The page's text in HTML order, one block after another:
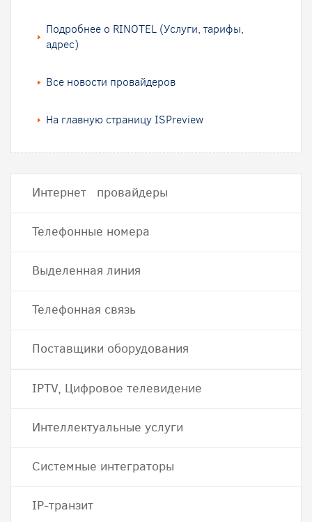
Подробнее о RINOTEL (Услуги, тарифы,
адрес)
Все новости провайдеров
На главную страницу ISPreview
Интернет провайдеры
Телефонные номера
Выделенная линия
Телефонная связь
Поставщики оборудования
IPTV, Цифровое телевидение
Интеллектуальные услуги
Системные интеграторы
IP-транзит